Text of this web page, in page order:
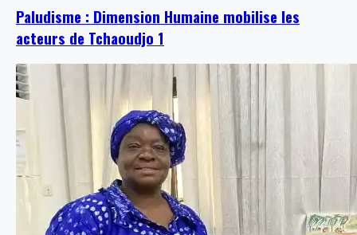
Paludisme : Dimension Humaine mobilise les
acteurs de Tchaoudjo 1